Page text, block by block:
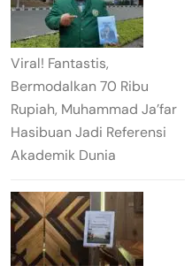
Viral! Fantastis,
Bermodalkan 70 Ribu
Rupiah, Muhammad Ja’far
Hasibuan Jadi Referensi
Akademik Dunia